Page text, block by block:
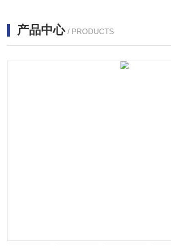
产品中心 / PRODUCTS